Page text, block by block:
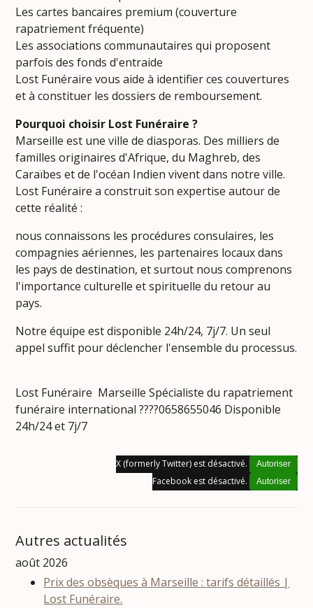
Les cartes bancaires premium (couverture
rapatriement fréquente)
Les associations communautaires qui proposent
parfois des fonds d'entraide
Lost Funéraire vous aide à identifier ces couvertures
et à constituer les dossiers de remboursement.
Pourquoi choisir Lost Funéraire ?
Marseille est une ville de diasporas. Des milliers de
familles originaires d'Afrique, du Maghreb, des
Caraïbes et de l'océan Indien vivent dans notre ville.
Lost Funéraire a construit son expertise autour de
cette réalité :
nous connaissons les procédures consulaires, les
compagnies aériennes, les partenaires locaux dans
les pays de destination, et surtout nous comprenons
l'importance culturelle et spirituelle du retour au
pays.
Notre équipe est disponible 24h/24, 7j/7. Un seul
appel suffit pour déclencher l'ensemble du processus.
Lost Funéraire Marseille Spécialiste du rapatriement
funéraire international ????0658655046 Disponible
24h/24 et 7j/7
X (formerly Twitter) est désactivé. Autoriser
Facebook est désactivé. Autoriser
Autres actualités
août 2026
Prix des obsèques à Marseille : tarifs détaillés |
Lost Funéraire.